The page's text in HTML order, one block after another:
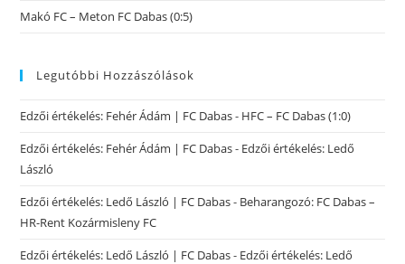
Makó FC – Meton FC Dabas (0:5)
Legutóbbi Hozzászólások
Edzői értékelés: Fehér Ádám | FC Dabas- HFC – FC Dabas (1:0)
Edzői értékelés: Fehér Ádám | FC Dabas- Edzői értékelés: Ledő
László
Edzői értékelés: Ledő László | FC Dabas- Beharangozó: FC Dabas –
HR-Rent Kozármisleny FC
Edzői értékelés: Ledő László | FC Dabas- Edzői értékelés: Ledő